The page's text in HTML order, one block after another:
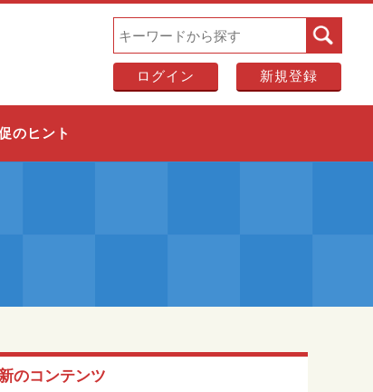
ログイン 新規登録
のヒント
のコンテンツ